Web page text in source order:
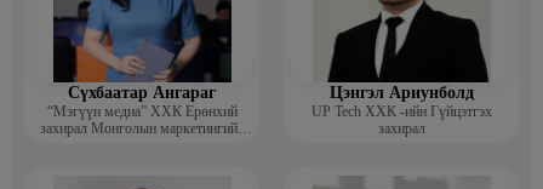
Сүхбаатар Ангараг
“Мэгүүн медиа” ХХК Ерөнхий
захирал Монголын маркетингийн
Цэнгэл Ариунболд
UP Tech ХХК -ийн Гүйцэтгэх
захирал